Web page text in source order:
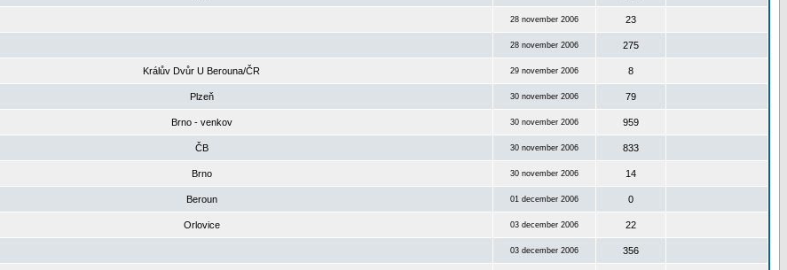
28 november 2006 23
28 november 2006 275
Králův Dvůr U Berouna/ČR 29 november 2006 8
Plzeň 30 november 2006 79
Brno - venkov 30 november 2006 959
ČB 30 november 2006 833
Brno 30 november 2006 14
Beroun 01 december 2006 0
Orlovice 03 december 2006 22
03 december 2006 356